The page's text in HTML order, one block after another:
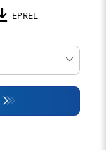
EPREL